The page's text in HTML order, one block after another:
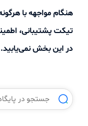
هنگام مواجهه با
تیکت پشتیبانی،
در این بخش نمی‌یابید.